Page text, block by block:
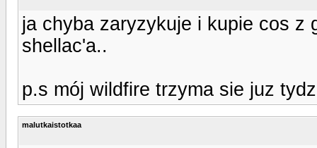
ja chyba zaryzykuje i kupie cos z
shellac'a..
p.s mój wildfire trzyma sie juz
malutkaistotkaa